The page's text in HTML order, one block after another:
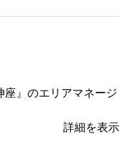
座』のエリアマネージ
詳細を表示